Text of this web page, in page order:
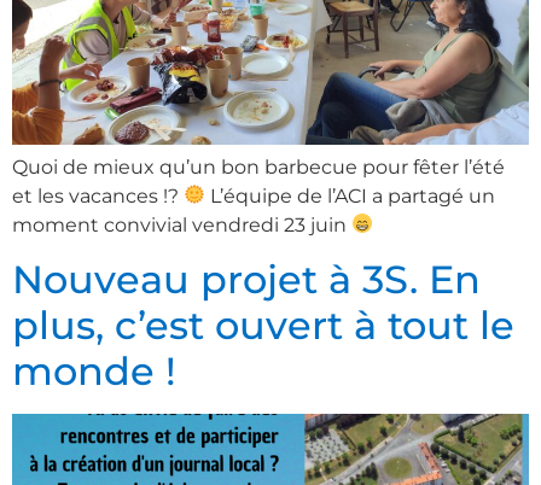
Quoi de mieux qu’un bon barbecue pour fêter l’été
et les vacances !?
L’équipe de l’ACI a partagé un
moment convivial vendredi 23 juin
Nouveau projet à 3S. En
plus, c’est ouvert à tout le
monde !